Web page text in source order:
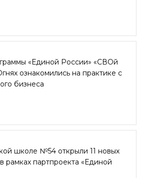
«Единой России» «СВОй
ознакомились на практике с
бизнеса
школе №54 открыли 11 новых
рамках партпроекта «Единой